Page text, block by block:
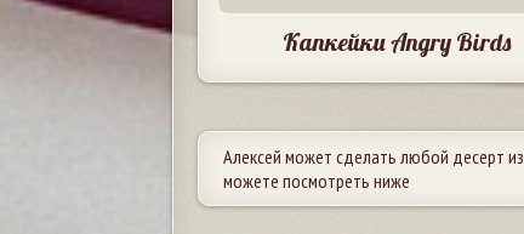
Капкейки Angry Birds
Алексей может сделать любой десерт из
можете посмотреть ниже